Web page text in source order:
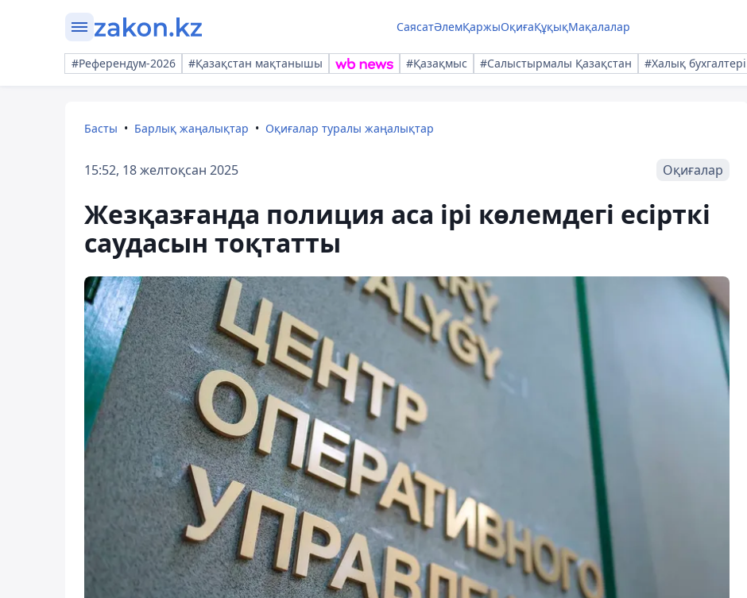
СаясатӘлемҚаржыОқиғаҚұқықМақалалар
#Референдум-2026 #Қазақстан мақтанышы #Қазақмыс #Салыстырмалы Қазақстан #Халық бухгалтері
Басты Барлық жаңалықтар Оқиғалар туралы жаңалықтар
15:52, 18 желтоқсан 2025 Оқиғалар
Жезқазғанда полиция аса ірі көлемдегі есірткі
саудасын тоқтатты